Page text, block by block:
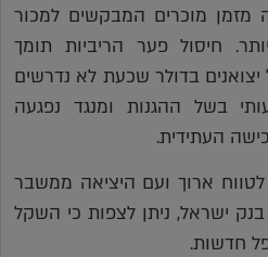
עבר 3.48 ומעלה מזמן מוכרים המבקשים למכור
ה 3.50 ₪ ויותר. חיסול פער הריביות תומך
בדולר שכעת לא נדרשים
בשל ההגנות ומנגד נפגעה
העתידית.
לטווח ארוך ועם היציאה ממשבר
ישראל, ניתן לצפות כי השקל
חדשות.